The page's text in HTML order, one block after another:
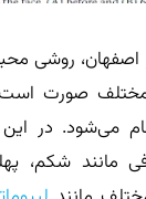
روشی
صورت است
می‌شود. در
مانند شکم،